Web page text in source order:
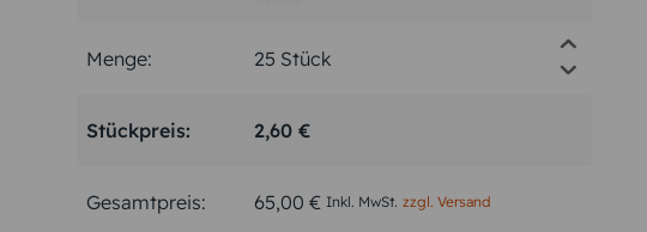
Menge:
Stückpreis: 2,60 €
Gesamtpreis: 65,00 € Inkl. MwSt. zzgl. Versand